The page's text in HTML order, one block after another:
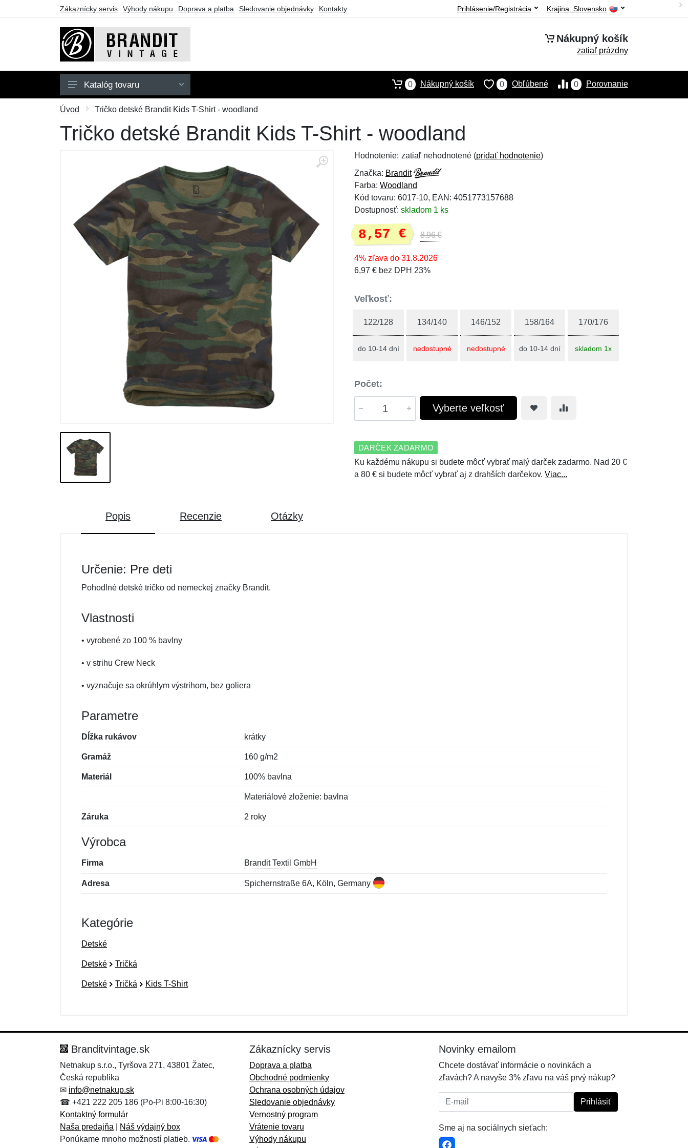
Zákaznícky servis Výhody nákupu Doprava a platba Sledovanie objednávky Kontakty Krajina: Slovensko
Prihlásenie/Registrácia
Nákupný košík
zatiaľ prázdny
Pánske
Dámske
Outdoor
Darčekové poukazy
Výpredaj
Katalóg tovaru 0 Porovnanie
0 Obľúbené
0 Nákupný košík
Úvod Tričko detské Brandit Kids T-Shirt - woodland
Tričko detské Brandit Kids T-Shirt - woodland
Hodnotenie: zatiaľ nehodnotené (pridať hodnotenie)
Značka: Brandit
Farba: Woodland
Kód tovaru: 6017-10, EAN: 4051773157688
Dostupnosť: skladom 1 ks
8,57 € 8,96 €
4% zľava do 31.8.2026
6,97 € bez DPH 23%
Veľkosť:
122/128
do 10-14 dní
134/140
nedostupné
146/152
nedostupné
158/164
do 10-14 dní
170/176
skladom 1x
Počet:
Vyberte veľkosť
DARČEK ZADARMO
Ku každému nákupu si budete môcť vybrať malý darček zadarmo. Nad 20 €
a 80 € si budete môcť vybrať aj z drahších darčekov. Viac...
Popis Recenzie Otázky
Určenie: Pre deti
Pohodlné detské tričko od nemeckej značky Brandit.
Vlastnosti
• vyrobené zo 100 % bavlny
• v strihu Crew Neck
• vyznačuje sa okrúhlym výstrihom, bez goliera
Parametre
Dĺžka rukávov krátky
Gramáž 160 g/m2
Materiál 100% bavlna
Materiálové zloženie: bavlna
Záruka 2 roky
Výrobca
Firma Brandit Textil GmbH
Adresa Spichernstraße 6A, Köln, Germany
Kategórie
Detské
Detské Tričká
Detské Tričká Kids T-Shirt
Správa*
Správa*
Branditvintage.sk
Netnakup s.r.o., Tyršova 271, 43801 Žatec,
Česká republika
✉ info@netnakup.sk
☎ +421 222 205 186 (Po-Pi 8:00-16:30)
Kontaktný formulár
Naša predajňa
Náš výdajný box
Ponúkame mnoho možností platieb.
Zákaznícky servis
Doprava a platba
Obchodné podmienky
Ochrana osobných údajov
Sledovanie objednávky
Vernostný program
Vrátenie tovaru
Výhody nákupu
Novinky emailom
Chcete dostávať informácie o novinkách a
zľavách? A navyše 3% zľavu na váš prvý nákup?
E-mail: Prihlásiť
Sme aj na sociálnych sieťach: